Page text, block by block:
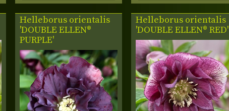
Helleborus orientalis
'DOUBLE ELLEN®
PURPLE'
Helleborus orientalis
'DOUBLE ELLEN® RED'